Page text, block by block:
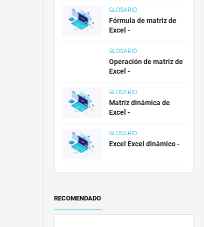
GLOSARIO
Fórmula de matriz de
Excel -
GLOSARIO
Operación de matriz de
Excel -
GLOSARIO
Matriz dinámica de
Excel -
GLOSARIO
Excel Excel dinámico -
RECOMENDADO